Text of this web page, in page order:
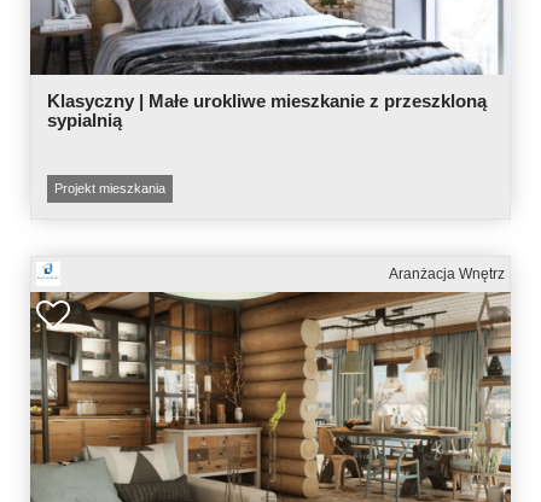
Klasyczny | Małe urokliwe mieszkanie z przeszkloną
sypialnią
Projekt mieszkania
Aranżacja Wnętrz